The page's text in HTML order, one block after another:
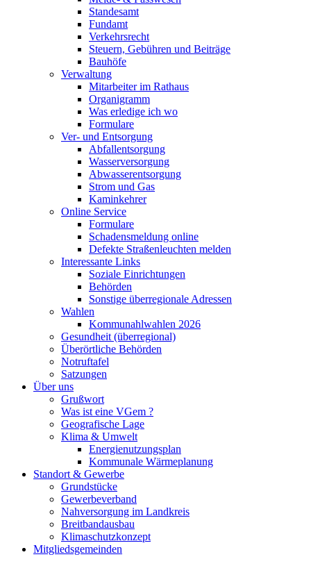
Standesamt
Fundamt
Verkehrsrecht
Steuern, Gebühren und Beiträge
Bauhöfe
Verwaltung
Mitarbeiter im Rathaus
Organigramm
Was erledige ich wo
Formulare
Ver- und Entsorgung
Abfallentsorgung
Wasserversorgung
Abwasserentsorgung
Strom und Gas
Kaminkehrer
Online Service
Formulare
Schadensmeldung online
Defekte Straßenleuchten melden
Interessante Links
Soziale Einrichtungen
Behörden
Sonstige überregionale Adressen
Wahlen
Kommunahlwahlen 2026
Gesundheit (überregional)
Überörtliche Behörden
Notruftafel
Satzungen
Über uns
Grußwort
Was ist eine VGem ?
Geografische Lage
Klima & Umwelt
Energienutzungsplan
Kommunale Wärmeplanung
Standort & Gewerbe
Grundstücke
Gewerbeverband
Nahversorgung im Landkreis
Breitbandausbau
Klimaschutzkonzept
Mitgliedsgemeinden